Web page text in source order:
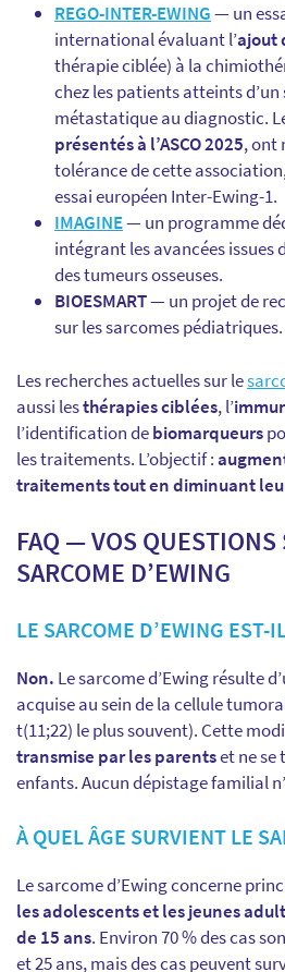
REGO-INTER-EWING— un
international évaluant l’ajout
thérapie ciblée) à la
chez les patients atteints
métastatique au diagnostic.
présentés à l’ASCO 2025, ont
tolérance de cette
essai européen Inter-Ewing-1.
IMAGINE— un programme
intégrant les avancées issues
des tumeurs osseuses.
BIOESMART— un projet de
sur les sarcomes pédiatriques.
Les recherches actuelles sur le
aussi lesthérapies ciblées, l’
l’identification debiomarqueurs
les traitements. L’objectif :
traitements tout en diminuant
FAQ — VOS QUESTIONS
SARCOME D’EWING
LE SARCOME D’EWING EST-
Non. Le sarcome d’Ewing résulte
acquise au sein de la cellule
t(11;22) le plus souvent). Cette
transmise par les parentset ne se
enfants. Aucun dépistage familial
À QUEL ÂGE SURVIENT LE
Le sarcome d’Ewing concerne
les adolescents et les jeunes
de 15 ans. Environ 70 % des cas
et 25 ans, mais des cas peuvent